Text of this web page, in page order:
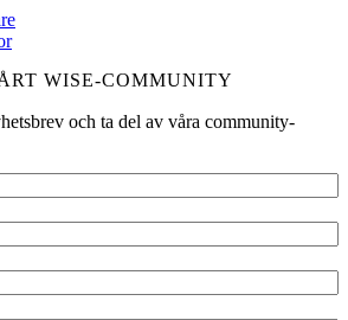
WISE-COMMUNITY
och ta del av våra community-